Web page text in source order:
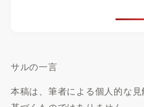
サルの一言
本稿は、筆者による個人的な